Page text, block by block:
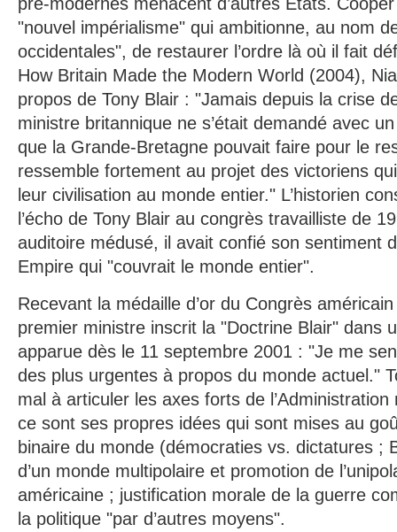
"nouvel impérialisme" qui ambitionne, au nom
occidentales", de restaurer l’ordre là où il fait
How Britain Made the Modern World (2004),
propos de Tony Blair : "Jamais depuis la crise
ministre britannique ne s’était demandé avec
que la Grande-Bretagne pouvait faire pour le
ressemble fortement au projet des victoriens
leur civilisation au monde entier." L’historien
l’écho de Tony Blair au congrès travailliste de
auditoire médusé, il avait confié son sentiment
Empire qui "couvrait le monde entier".
Recevant la médaille d’or du Congrès
premier ministre inscrit la "Doctrine Blair" dans
apparue dès le 11 septembre 2001 : "Je me
des plus urgentes à propos du monde actuel."
mal à articuler les axes forts de
ce sont ses propres idées qui sont mises au
binaire du monde (démocraties vs. dictatures ;
d’un monde multipolaire et promotion de
américaine ; justification morale de la guerre
la politique "par d’autres moyens".